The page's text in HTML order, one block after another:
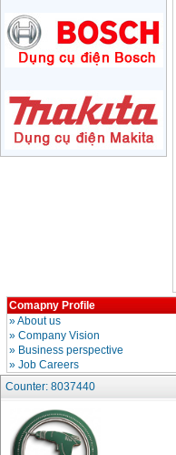
Makita 9558HN
(840W)
Price: 1587000VND
May mai Makita
GA4040 ( 100mm)
Price: 2043000 VND
(100mm)
Price:760000
plasma Hong ky
Price:
Comapny Profile
»About us
» Company Vision
» Business perspective
» Job Careers
Counter: 8037440